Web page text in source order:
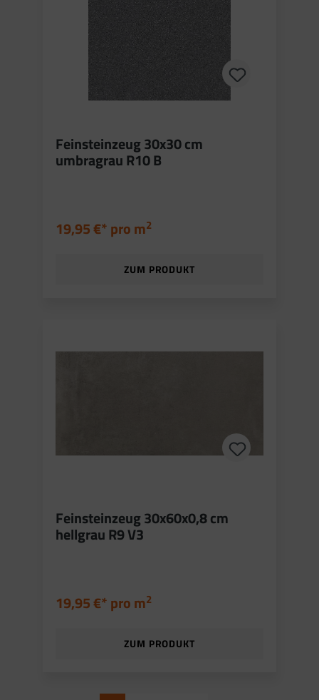
Feinsteinzeug 30x30 cm
umbragrau R10 B
19,95 €* pro m2
ZUM PRODUKT
Feinsteinzeug 30x60x0,8 cm
hellgrau R9 V3
19,95 €* pro m2
ZUM PRODUKT